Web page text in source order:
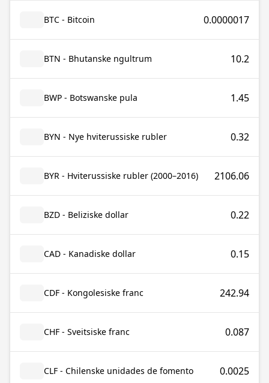
BTC - Bitcoin 0.0000017
BTN - Bhutanske ngultrum 10.2
BWP - Botswanske pula 1.45
BYN - Nye hviterussiske rubler 0.32
BYR - Hviterussiske rubler (2000–2016) 2106.06
BZD - Beliziske dollar 0.22
CAD - Kanadiske dollar 0.15
CDF - Kongolesiske franc 242.94
CHF - Sveitsiske franc 0.087
CLF - Chilenske unidades de fomento 0.0025